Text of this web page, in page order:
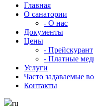
Главная
О санатории
- О нас
Документы
Цены
- Прейскурант
- Платные
Услуги
Часто задаваемые
Контакты
ru